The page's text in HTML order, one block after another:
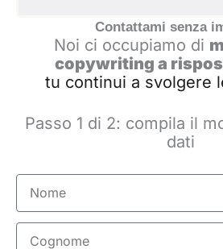
Contattami senza
Noi ci occupiamo di
copywriting a
tu continui a svolgere
Passo 1 di 2: compila il
dati
Nome
Cognome